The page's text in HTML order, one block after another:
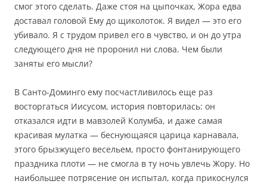
смог этого сделать. Даже стоя на цыпочках, Жора едва
доставал головой Ему до щиколоток. Я видел — это его
убивало. Я с трудом привел его в чувство, и он до утра
следующего дня не проронил ни слова. Чем были
заняты его мысли?
В Санто-Доминго ему посчастливилось еще раз
восторгаться Иисусом, история повторилась: он
отказался идти в мавзолей Колумба, и даже самая
красивая мулатка — беснующаяся царица карнавала,
этого брызжущего весельем, просто фонтанирующего
праздника плоти — не смогла в ту ночь увлечь Жору. Но
наибольшее потрясение он испытал, когда прикоснулся